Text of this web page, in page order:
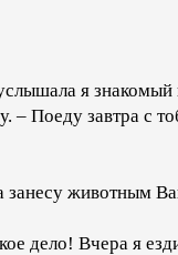
я знакомый
– Поеду завтра с
занесу животным
дело! Вчера я